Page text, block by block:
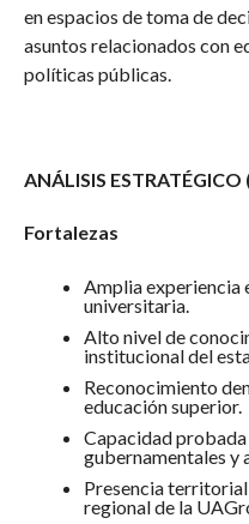
en espacios de toma de
asuntos relacionados con
políticas públicas.
ANÁLISIS ESTRATÉGICO
Fortalezas
Amplia experiencia
universitaria.
Alto nivel de
institucional del
Reconocimiento
educación superior.
Capacidad
gubernamentales y
Presencia
regional de la